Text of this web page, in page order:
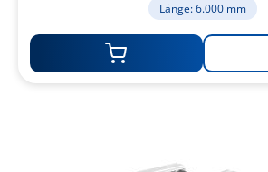
Länge: 6.000 mm